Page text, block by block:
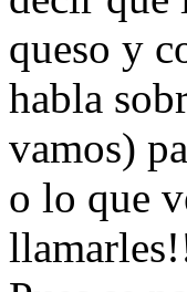
queso y
habla
vamos)
o lo que